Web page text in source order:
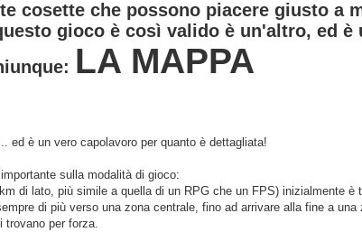
cosette che possono piacere giusto a
gioco è così valido è un'altro, ed è
LA MAPPA
ed è un vero capolavoro per quanto è dettagliata!
sulla modalità di gioco:
di lato, più simile a quella di un RPG che un FPS) inizialmente è
di più verso una zona centrale, fino ad arrivare alla fine a
trovano per forza.